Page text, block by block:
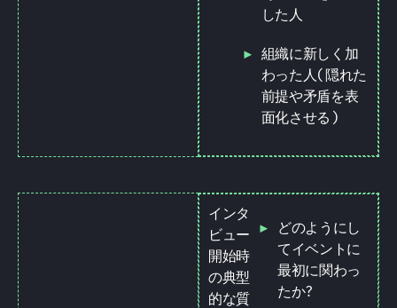
した人
組織に新しく加
わった人(隠れた
前提や矛盾を表
面化させる)
インタ
ビュー
開始時
の典型
的な質
どのようにし
てイベントに
最初に関わっ
たか?